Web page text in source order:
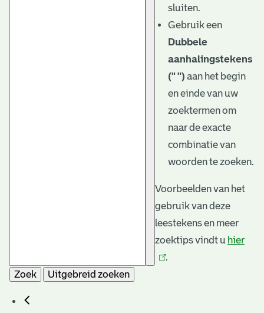
sluiten.
Gebruik een
Dubbele
aanhalingstekens
(" ") aan het begin
en einde van uw
zoektermen om
naar de exacte
combinatie van
woorden te zoeken.
Voorbeelden van het
gebruik van deze
leestekens en meer
zoektips vindt u hier
.
Zoek
Uitgebreid zoeken